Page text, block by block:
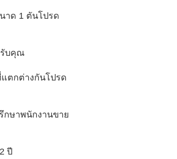
าด 1 ตันโปรด
รับคุณ
ตกต่างกันโปรด
ษาพนักงานขาย
ปี